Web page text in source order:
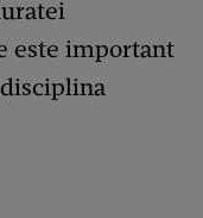
este important